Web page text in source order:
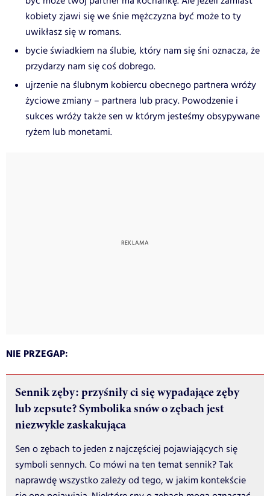
kobiety zjawi się we śnie mężczyzna być może to ty
uwikłasz się w romans.
bycie świadkiem na ślubie, który nam się śni oznacza, że
przydarzy nam się coś dobrego.
ujrzenie na ślubnym kobiercu obecnego partnera wróży
życiowe zmiany – partnera lub pracy. Powodzenie i
sukces wróży także sen w którym jesteśmy obsypywane
ryżem lub monetami.
NIE PRZEGAP:
Sennik zęby: przyśniły ci się wypadające zęby
lub zepsute? Symbolika snów o zębach jest
niezwykle zaskakująca
Sen o zębach to jeden z najczęściej pojawiających się
symboli sennych. Co mówi na ten temat sennik? Tak
naprawdę wszystko zależy od tego, w jakim kontekście